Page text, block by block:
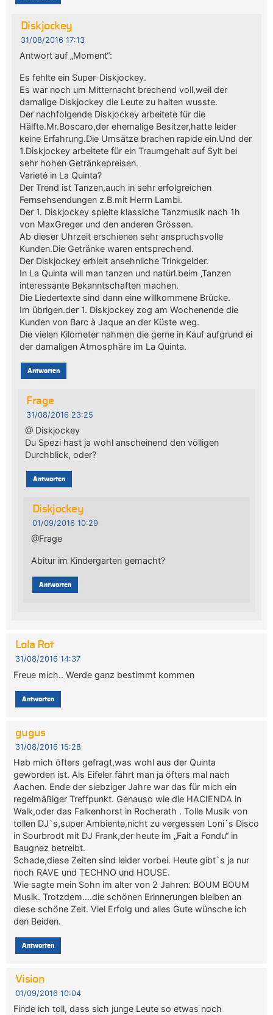
Diskjockey
31/08/2016 17:13
Antwort auf „Moment“:
Es fehlte ein Super-Diskjockey.
Es war noch um Mitternacht brechend voll,weil der
damalige Diskjockey die Leute zu halten wusste.
Der nachfolgende Diskjockey arbeitete für die
Hälfte.Mr.Boscaro,der ehemalige Besitzer,hatte leider
keine Erfahrung.Die Umsätze brachen rapide ein.Und der
1.Diskjockey arbeitete für ein Traumgehalt auf Sylt bei
sehr hohen Getränkepreisen.
Varieté in La Quinta?
Der Trend ist Tanzen,auch in sehr erfolgreichen
Fernsehsendungen z.B.mit Herrn Lambi.
Der 1. Diskjockey spielte klassiche Tanzmusik nach 1h
von MaxGreger und den anderen Grössen.
Ab dieser Uhrzeit erschienen sehr anspruchsvolle
Kunden.Die Getränke waren entsprechend.
Der Diskjockey erhielt ansehnliche Trinkgelder.
In La Quinta will man tanzen und natürl.beim ‚Tanzen
interessante Bekanntschaften machen.
Die Liedertexte sind dann eine willkommene Brücke.
Im übrigen.der 1. Diskjockey zog am Wochenende die
Kunden von Barc à Jaque an der Küste weg.
Die vielen Kilometer nahmen die gerne in Kauf aufgrund ei
der damaligen Atmosphäre im La Quinta.
Antworten
Frage
31/08/2016 23:25
@ Diskjockey
Du Spezi hast ja wohl anscheinend den völligen
Durchblick, oder?
Antworten
Diskjockey
01/09/2016 10:29
@Frage
Abitur im Kindergarten gemacht?
Antworten
Lola Rot
31/08/2016 14:37
Freue mich.. Werde ganz bestimmt kommen
Antworten
gugus
31/08/2016 15:28
Hab mich öfters gefragt,was wohl aus der Quinta
geworden ist. Als Eifeler fährt man ja öfters mal nach
Aachen. Ende der siebziger Jahre war das für mich ein
regelmäßiger Treffpunkt. Genauso wie die HACIENDA in
Walk,oder das Falkenhorst in Rocherath . Tolle Musik von
tollen DJ`s,super Ambiente,nicht zu vergessen Loni`s Disco
in Sourbrodt mit DJ Frank,der heute im „Fait a Fondu“ in
Baugnez betreibt.
Schade,diese Zeiten sind leider vorbei. Heute gibt`s ja nur
noch RAVE und TECHNO und HOUSE.
Wie sagte mein Sohn im alter von 2 Jahren: BOUM BOUM
Musik. Trotzdem….die schönen Erinnerungen bleiben an
diese schöne Zeit. Viel Erfolg und alles Gute wünsche ich
den Beiden.
Antworten
Vision
01/09/2016 10:04
Finde ich toll, dass sich junge Leute so etwas noch